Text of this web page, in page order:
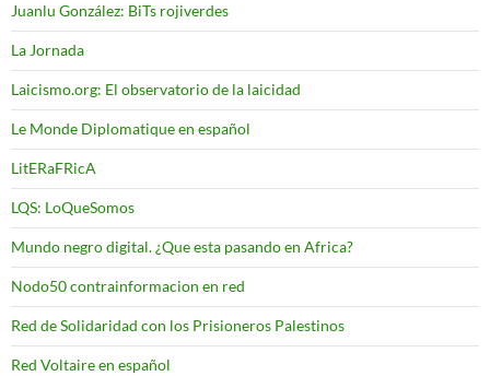
Juanlu González: BiTs rojiverdes
La Jornada
Laicismo.org: El observatorio de la laicidad
Le Monde Diplomatique en español
LitERaFRicA
LQS: LoQueSomos
Mundo negro digital. ¿Que esta pasando en Africa?
Nodo50 contrainformacion en red
Red de Solidaridad con los Prisioneros Palestinos
Red Voltaire en español